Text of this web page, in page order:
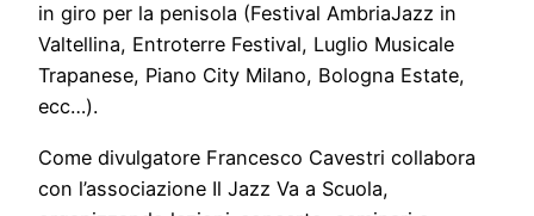
in giro per la penisola (Festival AmbriaJazz in
Valtellina, Entroterre Festival, Luglio Musicale
Trapanese, Piano City Milano, Bologna Estate,
ecc…).
Come divulgatore Francesco Cavestri collabora
con l’associazione Il Jazz Va a Scuola,